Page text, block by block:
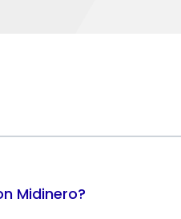
Midinero?